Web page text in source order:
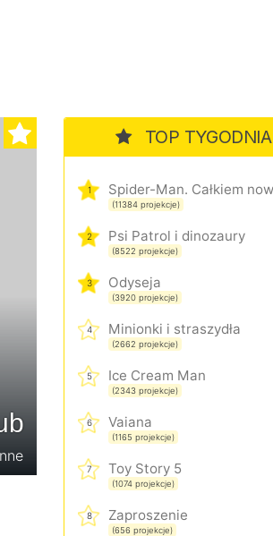
TOP TYGODNIA
1
(11384 projekcje)
2 Psi Patrol i dinozaury
(8522 projekcje)
3 Odyseja
(3920 projekcje)
4 Minionki i straszydła
(2662 projekcje)
5 Ice Cream Man
(2343 projekcje)
6 Vaiana
(1165 projekcje)
7 Toy Story 5
(1074 projekcje)
8 Zaproszenie
(656 projekcje)